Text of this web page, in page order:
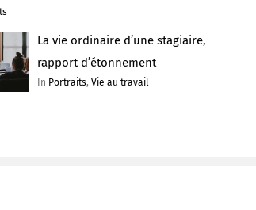
La vie ordinaire d’une stagiaire,
rapport d’étonnement
In Portraits,Vie au travail